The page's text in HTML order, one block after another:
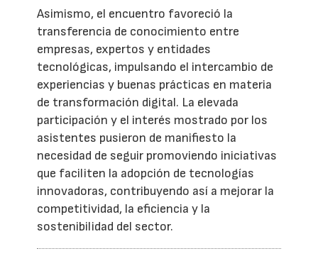
Asimismo, el encuentro favoreció la
transferencia de conocimiento entre
empresas, expertos y entidades
tecnológicas, impulsando el intercambio de
experiencias y buenas prácticas en materia
de transformación digital. La elevada
participación y el interés mostrado por los
asistentes pusieron de manifiesto la
necesidad de seguir promoviendo iniciativas
que faciliten la adopción de tecnologías
innovadoras, contribuyendo así a mejorar la
competitividad, la eficiencia y la
sostenibilidad del sector.